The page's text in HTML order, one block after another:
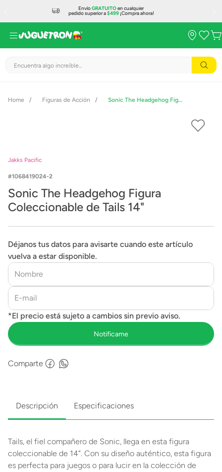
EnvíoGRATUITOen cualquier
pedido superior a$499¡Compra ahora!
Encuentra algo increíble...
Figuras de Acción Sonic The Headgehog Figura Coleccionable de Tails 14"
Jakks Pacific
1068419024-2
Sonic The Headgehog Figura
Coleccionable de Tails 14"
Déjanos tus datos para avisarte cuando este artículo
vuelva a estar disponible.
Comparte
Descripción Especificaciones
Tails, el fiel compañero de Sonic, llega en esta figura
coleccionable de 14”. Con su diseño auténtico, esta figura
es perfecta para juegos o para lucir en la colección de